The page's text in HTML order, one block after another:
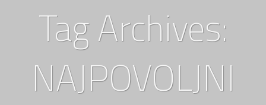
Tag Archives:
NAJPOVOLJNI